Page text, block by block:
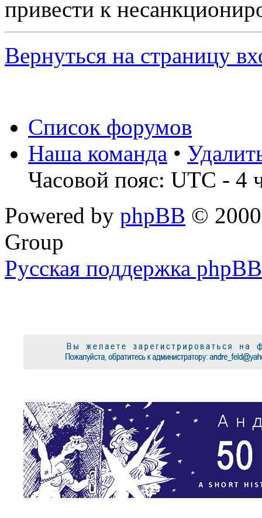
привести к
Вернуться на страницу
Список форумов
Наша команда •
Часовой пояс: UTC - 4
Powered by phpBB ©
Group
Русская поддержка phpBB